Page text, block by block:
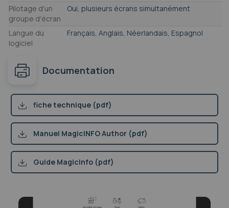
Pilotage d'un
groupe d'écran
Oui, plusieurs écrans simultanément
Langue du
logiciel
Français, Anglais, Néerlandais, Espagnol
Documentation
fiche technique (pdf)
Manuel MagicINFO Author (pdf)
Guide MagicInfo (pdf)